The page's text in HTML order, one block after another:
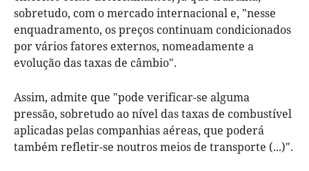
sobretudo, com o mercado internacional e, "nesse
enquadramento, os preços continuam condicionados
por vários fatores externos, nomeadamente a
evolução das taxas de câmbio".
Assim, admite que "pode verificar-se alguma
pressão, sobretudo ao nível das taxas de combustível
aplicadas pelas companhias aéreas, que poderá
também refletir-se noutros meios de transporte (...)".